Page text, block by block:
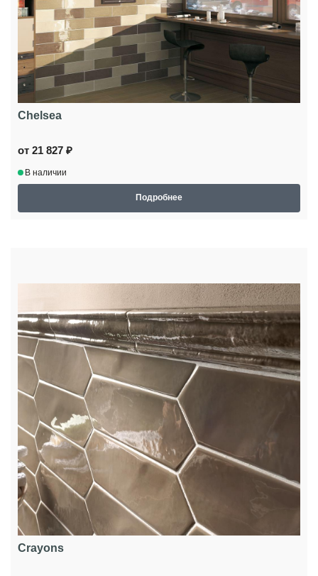
Chelsea
от 21 827 ₽
В наличии
Подробнее
Crayons